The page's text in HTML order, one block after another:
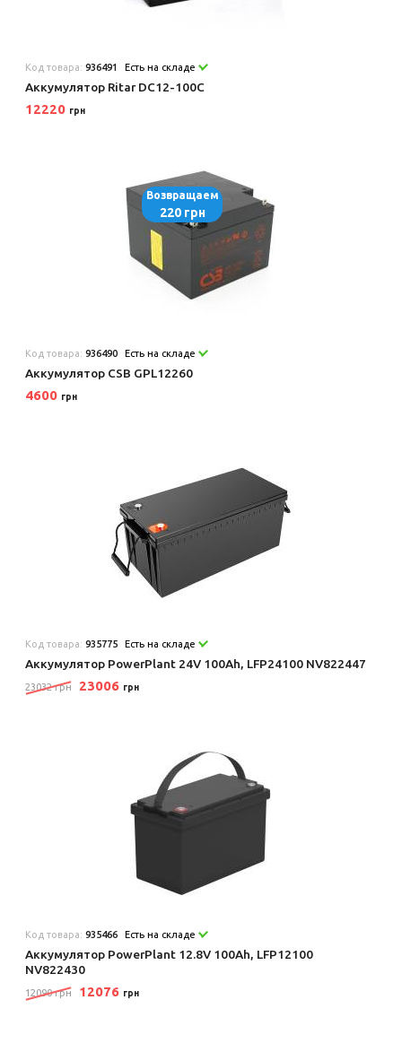
Код товара:936491 Есть на складе
Аккумулятор Ritar DC12-100С
12220 грн
Возвращаем
220 грн
Код товара:936490 Есть на складе
Аккумулятор CSB GPL12260
4600 грн
Код товара:935775 Есть на складе
Аккумулятор PowerPlant 24V 100Ah, LFP24100 NV822447
23032 грн 23006 грн
Код товара:935466 Есть на складе
Аккумулятор PowerPlant 12.8V 100Ah, LFP12100
NV822430
12090 грн 12076 грн